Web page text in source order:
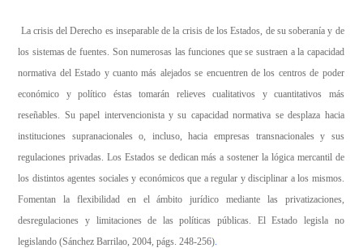
La crisis del Derecho es inseparable de la crisis de los Estados, de su soberanía y de
los sistemas de fuentes. Son numerosas las funciones que se sustraen a la capacidad
normativa del Estado y cuanto más alejados se encuentren de los centros de poder
económico y político éstas tomarán relieves cualitativos y cuantitativos más
reseñables. Su papel intervencionista y su capacidad normativa se desplaza hacia
instituciones supranacionales o, incluso, hacia empresas transnacionales y sus
regulaciones privadas. Los Estados se dedican más a sostener la lógica mercantil de
los distintos agentes sociales y económicos que a regular y disciplinar a los mismos.
Fomentan la flexibilidad en el ámbito jurídico mediante las privatizaciones,
desregulaciones y limitaciones de las políticas públicas. El Estado legisla no
legislando (Sánchez Barrilao, 2004, págs. 248-256)